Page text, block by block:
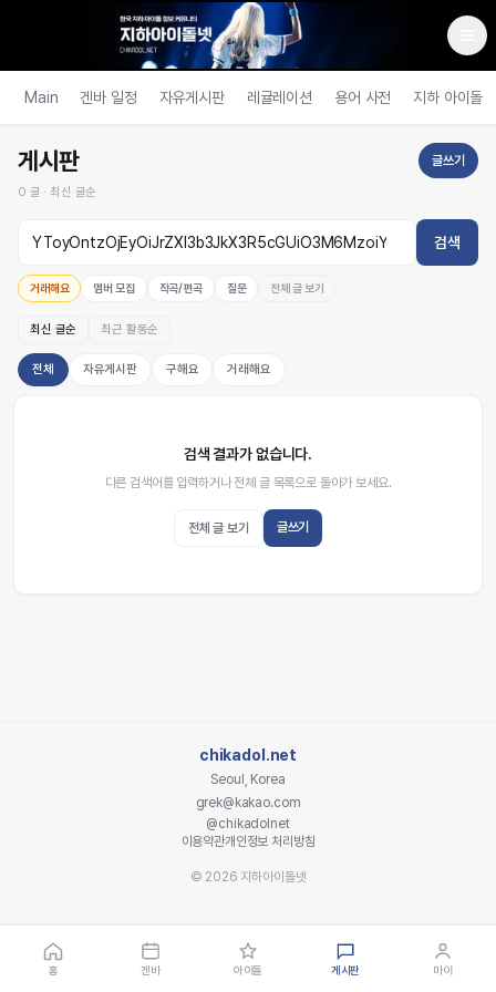
Main 겐바 일정 자유게시판 레귤레이션 용어 사전 지하 아이돌
게시판
0 글 ·최신 글순
글쓰기
검색
거래해요 멤버 모집 작곡/편곡 질문 전체 글 보기
최신 글순 최근 활동순
전체 자유게시판 구해요 거래해요
검색 결과가 없습니다.
다른 검색어를 입력하거나 전체 글 목록으로 돌아가 보세요.
전체 글 보기 글쓰기
chikadol.net
Seoul, Korea
grek@kakao.com
@chikadolnet
이용약관개인정보 처리방침
© 2026 지하아이돌넷
홈 겐바 아이돌 게시판 마이